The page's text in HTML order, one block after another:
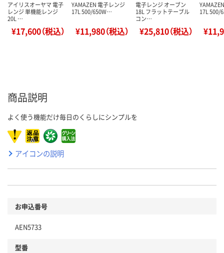
アイリスオーヤマ 電子
レンジ 単機能レンジ
20L …
¥17,600（税込）
YAMAZEN 電子レンジ
17L 500/650W…
¥11,980（税込）
電子レンジ オーブン
18L フラットテーブル
コン…
¥25,810（税込）
17L 500/
商品説明
よく使う機能だけ毎日のくらしにシンプルを
アイコンの説明
お申込番号
AEN5733
型番